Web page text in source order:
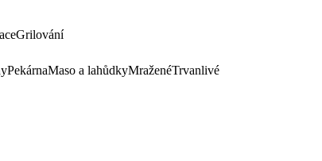
Grilování
PekárnaMaso a lahůdkyMraženéTrvanlivé